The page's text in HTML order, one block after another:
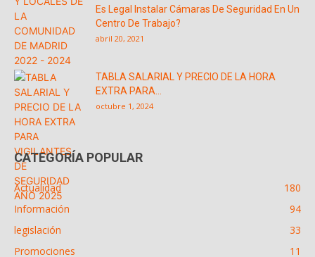
Es Legal Instalar Cámaras De Seguridad En Un
Centro De Trabajo?
abril 20, 2021
TABLA SALARIAL Y PRECIO DE LA HORA
EXTRA PARA...
octubre 1, 2024
CATEGORÍA POPULAR
Actualidad
180
Información
94
legislación
33
Promociones
11